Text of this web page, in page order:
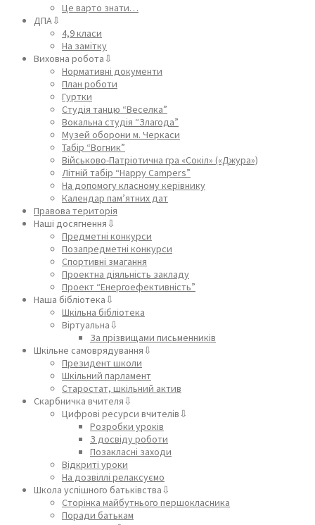
Це варто знати…
ДПА⇩
4,9 класи
На замітку
Виховна робота⇩
Нормативні документи
План роботи
Гуртки
Студія танцю “Веселка”
Вокальна студія “Злагода”
Музей оборони м. Черкаси
Табір “Вогник”
Військово-Патріотична гра «Сокіл» («Джура»)
Літній табір “Happy Campers”
На допомогу класному керівнику
Календар пам’ятних дат
Правова територія
Наші досягнення⇩
Предметні конкурси
Позапредметні конкурси
Спортивні змагання
Проектна діяльність закладу
Проект “Енергоефективність”
Наша бібліотека⇩
Шкільна бібліотека
Віртуальна⇩
За прізвищами письменників
Шкільне самоврядування⇩
Президент школи
Шкільний парламент
Старостат, шкільний актив
Скарбничка вчителя⇩
Цифрові ресурси вчителів⇩
Розробки уроків
З досвіду роботи
Позакласні заходи
Відкриті уроки
На дозвіллі релаксуємо
Школа успішного батьківства⇩
Сторінка майбутнього першокласника
Поради батькам